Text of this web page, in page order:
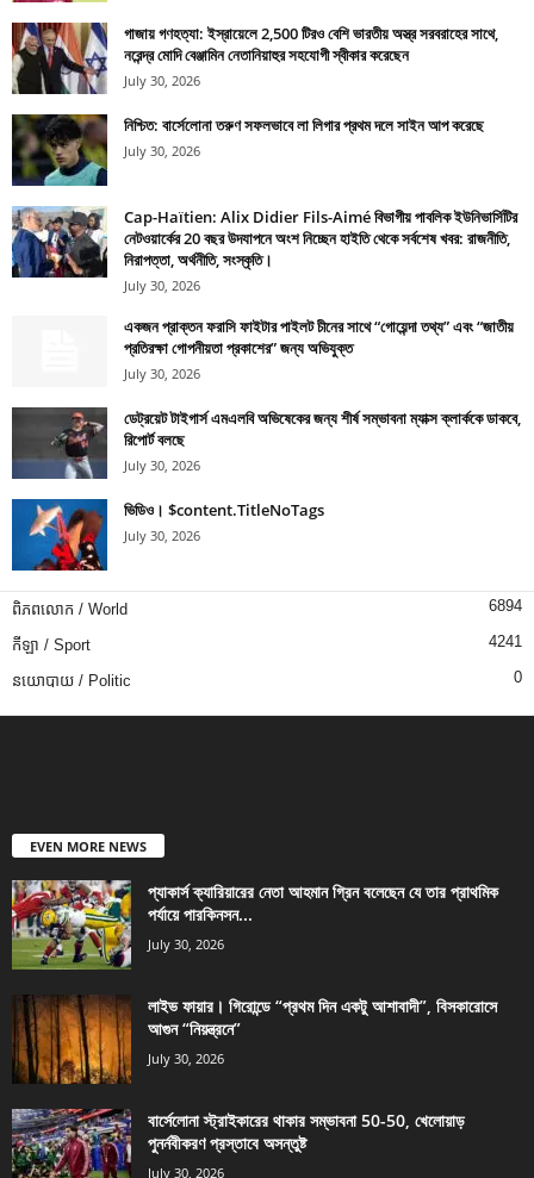
গাজায় গণহত্যা: ইস্রায়েলে 2,500 টিরও বেশি ভারতীয় অস্ত্র সরবরাহের সাথে,
নরেন্দ্র মোদি বেঞ্জামিন নেতানিয়াহুর সহযোগী স্বীকার করেছেন
July 30, 2026
নিশ্চিত: বার্সেলোনা তরুণ সফলভাবে লা লিগার প্রথম দলে সাইন আপ করেছে
July 30, 2026
Cap-Haïtien: Alix Didier Fils-Aimé বিভাগীয় পাবলিক ইউনিভার্সিটির
নেটওয়ার্কের 20 বছর উদযাপনে অংশ নিচ্ছেন হাইতি থেকে সর্বশেষ খবর: রাজনীতি,
নিরাপত্তা, অর্থনীতি, সংস্কৃতি।
July 30, 2026
একজন প্রাক্তন ফরাসি ফাইটার পাইলট চীনের সাথে “গোয়েন্দা তথ্য” এবং “জাতীয়
প্রতিরক্ষা গোপনীয়তা প্রকাশের” জন্য অভিযুক্ত
July 30, 2026
ডেট্রয়েট টাইগার্স এমএলবি অভিষেকের জন্য শীর্ষ সম্ভাবনা ম্যাক্স ক্লার্ককে ডাকবে,
রিপোর্ট বলছে
July 30, 2026
ভিডিও। $content.TitleNoTags
July 30, 2026
ពិភពលោក / World 6894
កីឡា / Sport 4241
នយោបាយ / Politic 0
EVEN MORE NEWS
প্যাকার্স ক্যারিয়ারের নেতা আহমান গ্রিন বলেছেন যে তার প্রাথমিক
পর্যায়ে পারকিনসন...
July 30, 2026
লাইভ ফায়ার। গিরোন্ডে “প্রথম দিন একটু আশাবাদী”, বিসকারোসে
আগুন “নিয়ন্ত্রনে”
July 30, 2026
বার্সেলোনা স্ট্রাইকারের থাকার সম্ভাবনা 50-50, খেলোয়াড়
পুনর্নবীকরণ প্রস্তাবে অসন্তুষ্ট
July 30, 2026